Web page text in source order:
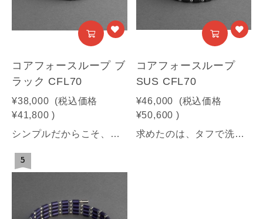
コアフォースループ ブ
ラック CFL70
¥38,000
(税込価格
¥41,800 )
シンプルだからこそ、装いが際立つ。ヘマタイトを使用した、大人の魅力漂うブラックモデル。【商品情報】■サイズ：70㎝■素材：ヘマタイト鉱石(装飾部材)・フェライト磁石・サマコバ磁石・SUS316(キャップ部分)・SUS304(ワイヤー部分)《利用可能な決済方法》クレジットカード（Visa / Mastercard / JCB / American Express / Diners Club）／Amazon Pay／PayPay／キャリア決済／代金引換※合計30万円（税込）を超える商品は代金引換はご利用いただけません。予めご了承ください
コアフォースループ
SUS CFL70
¥46,000
(税込価格
¥50,600 )
求めたのは、タフで洗練された美しさ。汗に強く、耐久性の高さにもこだわった 高品質ステンレスモデル。コアフォースループ サス70cmサイズ【商品情報】■サイズ：70㎝■素材：SUS316(装飾部材)・フェライト磁石・サマコバ磁石・SUS316(キャップ部分)・SUS304(ワイヤー部分)《利用可能な決済方法》クレジットカード（Visa / Mastercard / JCB / American Express / Diners Club）／Amazon Pay／PayPay／キャリア決済／代金引換※合計30万円（税込）を超える商品は代金引換はご利用いただけません。予めご了承ください
5